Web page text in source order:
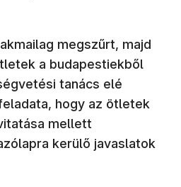
megszűrt, majd
a budapestiekből
tanács elé
hogy az ötletek
mellett
kerülő javaslatok